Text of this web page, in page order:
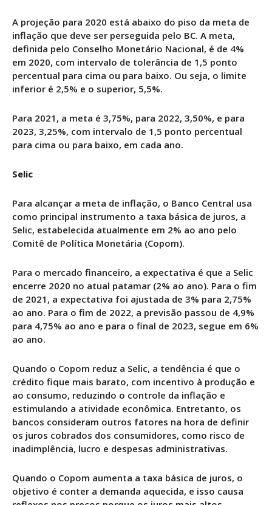
A projeção para 2020 está abaixo do piso da meta de
inflação que deve ser perseguida pelo BC. A meta,
definida pelo Conselho Monetário Nacional, é de 4%
em 2020, com intervalo de tolerância de 1,5 ponto
percentual para cima ou para baixo. Ou seja, o limite
inferior é 2,5% e o superior, 5,5%.
Para 2021, a meta é 3,75%, para 2022, 3,50%, e para
2023, 3,25%, com intervalo de 1,5 ponto percentual
para cima ou para baixo, em cada ano.
Selic
Para alcançar a meta de inflação, o Banco Central usa
como principal instrumento a taxa básica de juros, a
Selic, estabelecida atualmente em 2% ao ano pelo
Comitê de Política Monetária (Copom).
Para o mercado financeiro, a expectativa é que a Selic
encerre 2020 no atual patamar (2% ao ano). Para o fim
de 2021, a expectativa foi ajustada de 3% para 2,75%
ao ano. Para o fim de 2022, a previsão passou de 4,9%
para 4,75% ao ano e para o final de 2023, segue em 6%
ao ano.
Quando o Copom reduz a Selic, a tendência é que o
crédito fique mais barato, com incentivo à produção e
ao consumo, reduzindo o controle da inflação e
estimulando a atividade econômica. Entretanto, os
bancos consideram outros fatores na hora de definir
os juros cobrados dos consumidores, como risco de
inadimplência, lucro e despesas administrativas.
Quando o Copom aumenta a taxa básica de juros, o
objetivo é conter a demanda aquecida, e isso causa